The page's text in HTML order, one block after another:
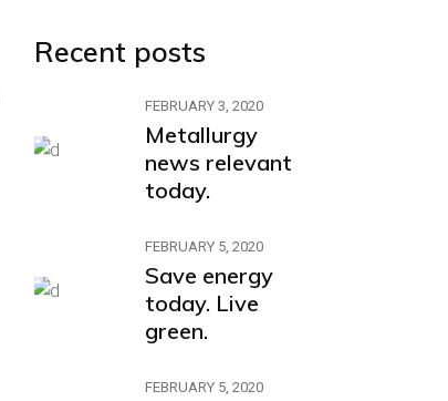
Recent posts
FEBRUARY 3, 2020
Metallurgy
news relevant
today.
FEBRUARY 5, 2020
Save energy
today. Live
green.
FEBRUARY 5, 2020